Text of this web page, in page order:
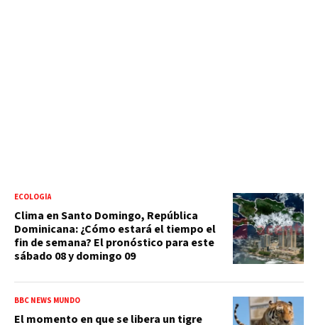
ECOLOGÍA
Clima en Santo Domingo, República
Dominicana: ¿Cómo estará el tiempo el
fin de semana? El pronóstico para este
sábado 08 y domingo 09
BBC NEWS MUNDO
El momento en que se libera un tigre